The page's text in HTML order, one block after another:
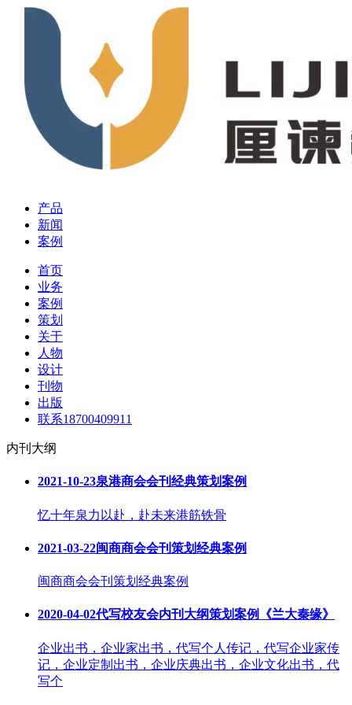
产品
新闻
案例
首页
业务
案例
策划
关于
人物
设计
刊物
出版
联系18700409911
内刊大纲
2021-10-23泉港商会会刊经典策划案例
忆十年泉力以赴，赴未来港筋铁骨
2021-03-22闽商商会会刊策划经典案例
闽商商会会刊策划经典案例
2020-04-02代写校友会内刊大纲策划案例《兰大秦缘》
企业出书，企业家出书，代写个人传记，代写企业家传
记，企业定制出书，企业庆典出书，企业文化出书，代
写个